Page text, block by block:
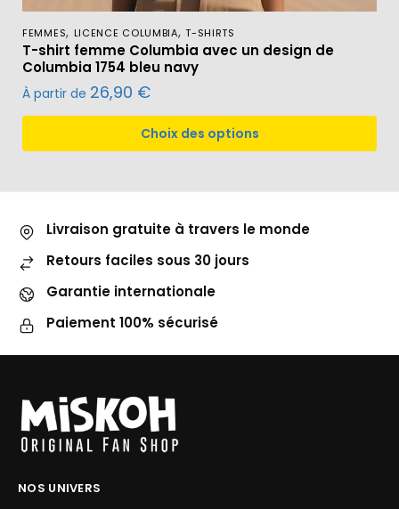
FEMMES, LICENCE COLUMBIA,T-SHIRTS
T-shirt femme Columbia avec un design de
Columbia 1754 bleu navy
À partir de 26,90 €
Choix des options
Livraison gratuite à travers le monde
Retours faciles sous 30 jours
Garantie internationale
Paiement 100% sécurisé
NOS UNIVERS